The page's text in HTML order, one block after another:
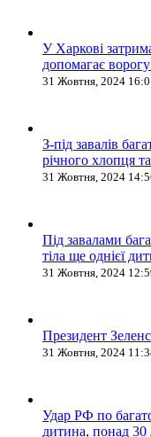
У Харкові
допомагає
31 Жовтня, 2024
З-під завалів
річного хлопця
31 Жовтня, 2024
Під завалами
тіла ще однієї
31 Жовтня, 2024
Президент
31 Жовтня, 2024
Удар РФ по
дитина, понад